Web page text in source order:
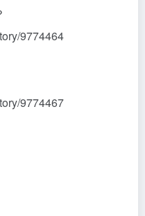
9774464
9774467